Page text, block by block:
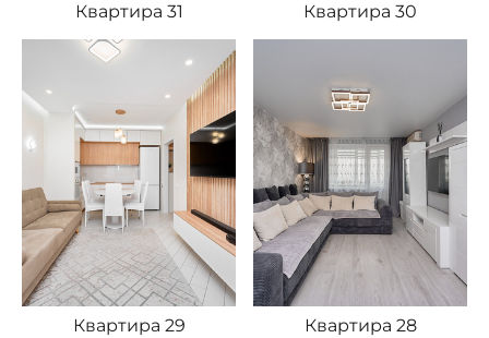
Квартира 31 Квартира 30
Квартира 29 Квартира 28